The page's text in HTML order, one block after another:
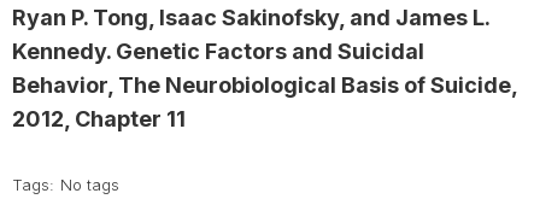
Ryan P. Tong, Isaac Sakinofsky, and James L.
Kennedy. Genetic Factors and Suicidal
Behavior, The Neurobiological Basis of Suicide,
2012, Chapter 11
Tags: No tags